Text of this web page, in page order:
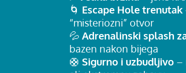
🌀 Escape Hole trenutak
“misteriozni” otvor
💦 Adrenalinski splash
bazen nakon bijega
🛟 Sigurno i uzbudljivo –